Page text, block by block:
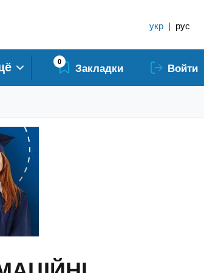
укр | рус
0 Закладки Войти